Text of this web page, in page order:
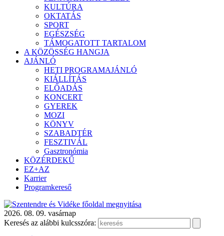
KULTÚRA
OKTATÁS
SPORT
EGÉSZSÉG
TÁMOGATOTT TARTALOM
A KÖZÖSSÉG HANGJA
AJÁNLÓ
HETI PROGRAMAJÁNLÓ
KIÁLLÍTÁS
ELŐADÁS
KONCERT
GYEREK
MOZI
KÖNYV
SZABADTÉR
FESZTIVÁL
Gasztronómia
KÖZÉRDEKŰ
EZ+AZ
Karrier
Programkereső
2026. 08. 09. vasárnap
Keresés az alábbi kulcsszóra: